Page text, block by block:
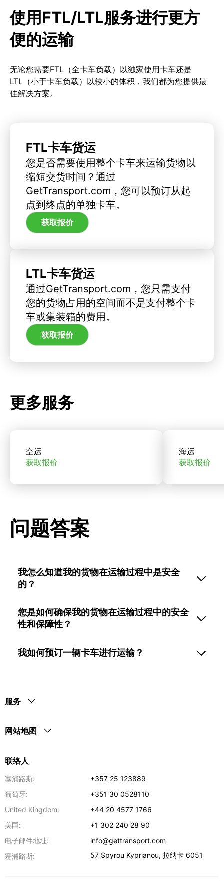
使用FTL/LTL服务进行更方
便的运输
无论您需要FTL（全卡车负载）以独家使用卡车还是
LTL（小于卡车负载）以较小的体积，我们都为您提供最
佳解决方案。
FTL卡车货运
您是否需要使用整个卡车来运输货物以
缩短交货时间？通过
GetTransport.com，您可以预订从起
点到终点的单独卡车。
获取报价
LTL卡车货运
通过GetTransport.com，您只需支付
您的货物占用的空间而不是支付整个卡
车或集装箱的费用。
获取报价
更多服务
空运
获取报价
海运
获取报价
问题答案
我怎么知道我的货物在运输过程中是安全
的？
您是如何确保我的货物在运输过程中的安全
性和保障性？
我如何预订一辆卡车进行运输？
服务
网站地图
联络人
塞浦路斯:
+357 25 123889
葡萄牙:
+351 30 0528110
United Kingdom:
+44 20 4577 1766
美国:
+1 302 240 28 90
电子邮件地址:
info@gettransport.com
塞浦路斯:
57 Spyrou Kyprianou,拉纳卡 6051